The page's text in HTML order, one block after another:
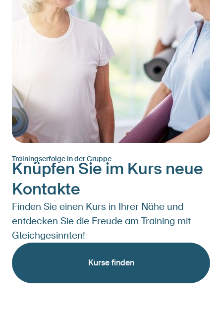
Trainingserfolge in der Gruppe
Knüpfen Sie im Kurs neue
Kontakte
Finden Sie einen Kurs in Ihrer Nähe und
entdecken Sie die Freude am Training mit
Gleichgesinnten!
Kurse finden